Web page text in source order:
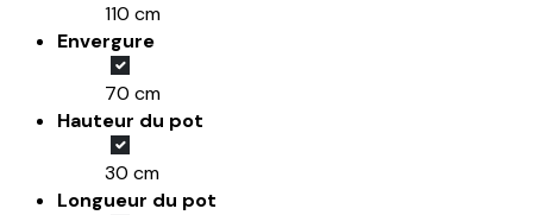
110 cm
Envergure
70 cm
Hauteur du pot
30 cm
Longueur du pot